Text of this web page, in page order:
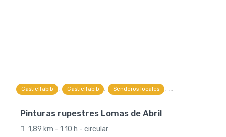
Castielfabib , Castielfabib , Senderos locales ,
Pinturas rupestres Lomas de Abril
1,89 km - 1:10 h - circular